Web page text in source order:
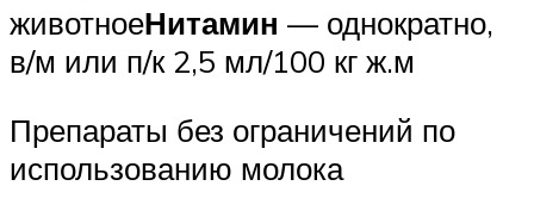
животноеНитамин — однократно,
в/м или п/к 2,5 мл/100 кг ж.м
Препараты без ограничений по
использованию молока